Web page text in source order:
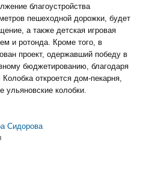
благоустройства
пешеходной дорожки, будет
а также детская игровая
и ротонда. Кроме того, в
проект, одержавший победу в
бюджетированию, благодаря
откроется дом-пекарня,
ульяновские колобки.
Сидорова